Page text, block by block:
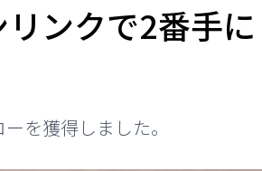
ンクで2番手に
を獲得しました。